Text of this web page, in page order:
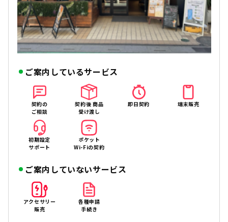
ご案内しているサービス
契約の
ご相談
契約後 商品
受け渡し
即日契約 端末販売
初期設定
サポート
ポケット
Wi-Fiの契約
ご案内していないサービス
アクセサリー
販売
各種申請
手続き